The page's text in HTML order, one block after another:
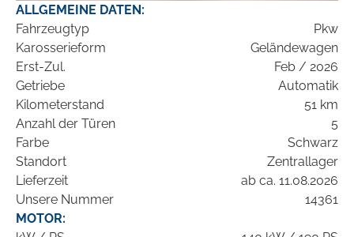
ALLGEMEINE DATEN:
Fahrzeugtyp
Pkw
Karosserieform
Geländewagen
Erst-Zul.
Feb / 2026
Getriebe
Automatik
Kilometerstand
51 km
Anzahl der Türen
5
Farbe
Schwarz
Standort
Zentrallager
Lieferzeit
ab ca. 11.08.2026
Unsere Nummer
14361
MOTOR: